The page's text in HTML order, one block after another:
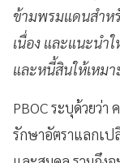
ข้ามพรมแดนสำห
เนื่อง และแนะน
และหนี้สินให้เหม
PBOC ระบุด้วยว่
รักษาอัตราแลกเป